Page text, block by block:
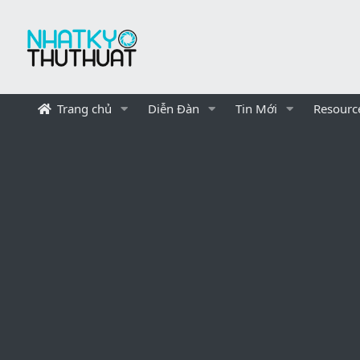
Trang chủ Diễn Đàn Tin Mới